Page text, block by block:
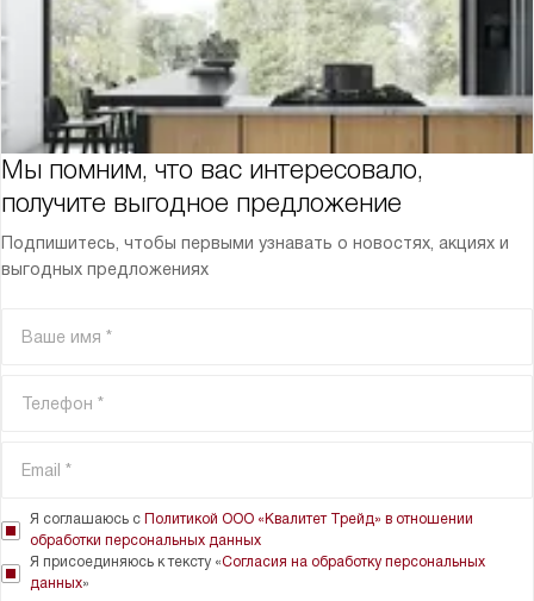
Мы помним, что вас интересовало,
получите выгодное предложение
Подпишитесь, чтобы первыми узнавать о новостях, акциях и
выгодных предложениях
Я соглашаюсь с Политикой ООО «Квалитет Трейд» в отношении
обработки персональных данных
Я присоединяюсь к тексту «Согласия на обработку персональных
данных»